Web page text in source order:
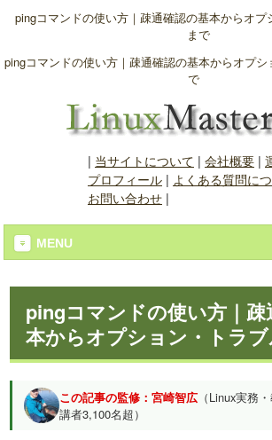
pingコマンドの使い方｜疎通確認の基本からオ
まで
pingコマンドの使い方｜疎通確認の基本からオプシ
で
| 当サイトについて | 会社概要|
プロフィール| よくある質問に
お問い合わせ|
MENU
pingコマンドの使い方｜疎
本からオプション・トラ
この記事の監修：宮崎智広 （Linux実務
講者3,100名超）